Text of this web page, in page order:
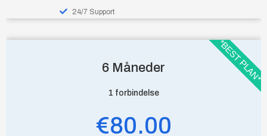
24/7 Support
*BEST PLAN*
6 Måneder
1 forbindelse
€80.00